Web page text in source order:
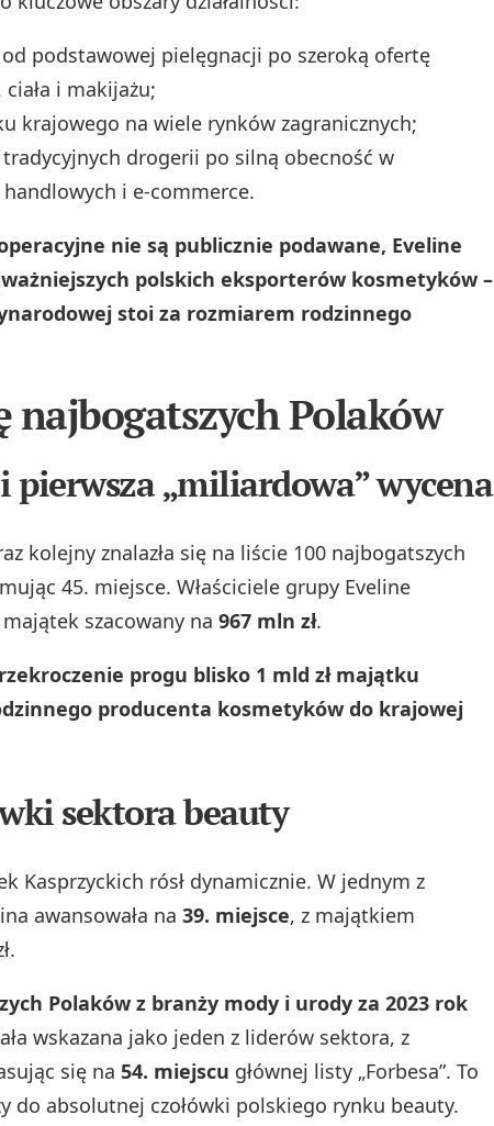
podstawowej pielęgnacji po szeroką ofertę
i makijażu;
krajowego na wiele rynków zagranicznych;
drogerii po silną obecność w
i e‑commerce.
nie są publicznie podawane, Eveline
polskich eksporterów kosmetyków –
stoi za rozmiarem rodzinnego
najbogatszych Polaków
pierwsza „miliardowa” wycena
kolejny znalazła się na liście 100 najbogatszych
45. miejsce. Właściciele grupy Eveline
szacowany na 967 mln zł.
progu blisko 1 mld zł majątku
producenta kosmetyków do krajowej
sektora beauty
Kasprzyckich rósł dynamicznie. W jednym z
awansowała na 39. miejsce, z majątkiem
Polaków z branży mody i urody za 2023 rok
wskazana jako jeden z liderów sektora, z
się na 54. miejscu głównej listy „Forbesa”. To
do absolutnej czołówki polskiego rynku beauty.